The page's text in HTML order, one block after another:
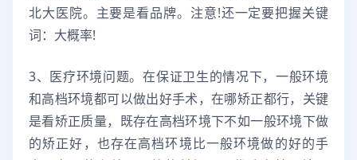
北大医院。主要是看品牌。注意!还一定要把握关键
词：大概率!
3、医疗环境问题。在保证卫生的情况下，一般环境
和高档环境都可以做出好手术，在哪矫正都行，关键
是看矫正质量，既存在高档环境下不如一般环境下做
的矫正好，也存在高档环境比一般环境做的好的手